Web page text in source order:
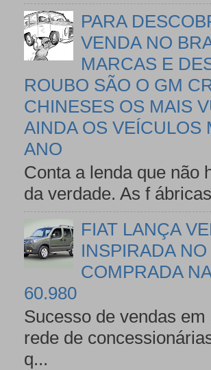
PARA
VENDA NO
MARCAS E
ROUBO SÃO O GM
CHINESES OS MAIS
AINDA OS VEÍCULOS
ANO
Conta a lenda que não
da verdade. As f
FIAT LANÇA
INSPIRADA
COMPRADA
60.980
Sucesso de vendas
rede de
q...